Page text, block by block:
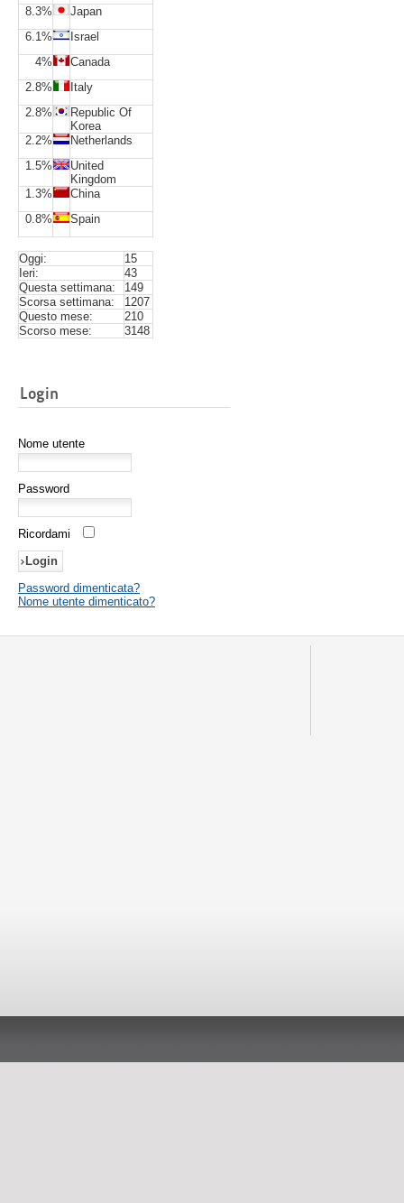
8.3%
Japan
6.1%
Israel
4%
Canada
2.8%
Italy
2.8%
Republic Of
Korea
2.2%
Netherlands
1.5%
United
Kingdom
1.3%
China
0.8%
Spain
Oggi:
15
Ieri:
43
Questa settimana:
149
Scorsa settimana:
1207
Questo mese:
210
Scorso mese:
3148
Login
Nome utente
Password
Ricordami
Password dimenticata?
Nome utente dimenticato?